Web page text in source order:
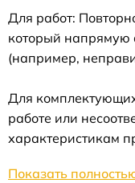
Для работ:
который напрямую
(например,
Для
работе или
характеристикам
Показать